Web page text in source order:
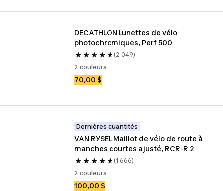
DECATHLON Lunettes de vélo
photochromiques, Perf 500
(2 049)
2 couleurs
70,00 $
Dernières quantités
VAN RYSEL Maillot de vélo de route à
manches courtes ajusté, RCR-R 2
(1 666)
2 couleurs
100,00 $